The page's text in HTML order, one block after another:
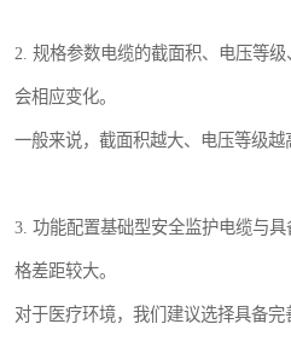
2. 规格参数电缆的截面积、电压等
会相应变化。
一般来说，截面积越大、电压等级越
3. 功能配置基础型安全监护电缆与
格差距较大。
对于医疗环境，我们建议选择具备